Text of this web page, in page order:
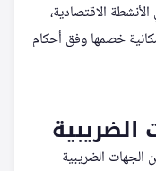
الاقتصادية،
خصمها وفق أحكام
الضريبية
من المادة (71) لتمكين الجهات الضريبية